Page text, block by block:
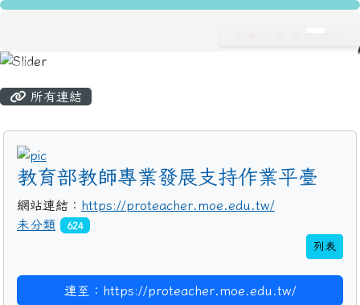
跳至主內容區
龍安國民小學
所有連結
title:
教育部教師專業發展支持作業平臺
網站連結： https://proteacher.moe.edu.tw/
未分類
624
列表
連至：https://proteacher.moe.edu.tw/